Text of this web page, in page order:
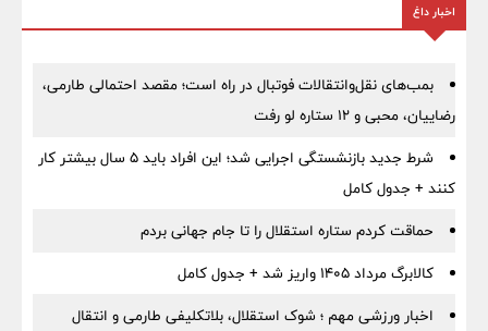
اخبار داغ
بمب‌های نقل‌وانتقالات فوتبال در راه است؛ مقصد احتمالی طارمی،
رضاییان، محبی و ۱۲ ستاره لو رفت
شرط جدید بازنشستگی اجرایی شد؛ این افراد باید ۵ سال بیشتر کار
کنند + جدول کامل
حماقت کردم ستاره استقلال را تا جام جهانی بردم
کالابرگ مرداد ۱۴۰۵ واریز شد + جدول کامل
اخبار ورزشی مهم ؛ شوک استقلال، بلاتکلیفی طارمی و انتقال